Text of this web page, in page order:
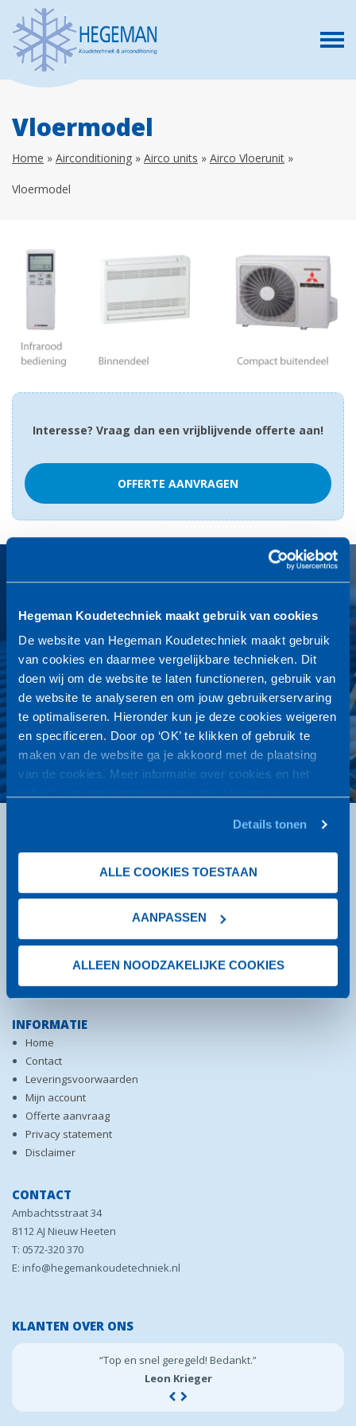
Hegeman Koudetechniek maakt gebruik van cookies
De website van Hegeman Koudetechniek maakt gebruik
van cookies en daarmee vergelijkbare technieken. Dit
doen wij om de website te laten functioneren, gebruik van
de website te analyseren en om jouw gebruikerservaring
te optimaliseren. Hieronder kun je deze cookies weigeren
en specificeren. Door op ‘OK’ te klikken of gebruik te
maken van de website ga je akkoord met de plaatsing
van de cookies. Meer informatie over cookies en het
Details tonen
ALLE COOKIES TOESTAAN
AANPASSEN
ALLEEN NOODZAKELIJKE COOKIES
Vloermodel
Home » Airconditioning » Airco units » Airco Vloerunit »
Vloermodel
Interesse? Vraag dan een vrijblijvende offerte aan!
OFFERTE AANVRAGEN
24 uur service
Wij zijn het hele jaar door 7 dagen per week en 24 uur per dag
bereikbaar voor uw koeltechnische installaties.
Door onze jarenlange praktijkervaring kunnen wij snel en
Vragen? Bel of mail ons: 0572-320 370 |
info@hegemankoudetechniek.nl
NEEM CONTACT OP
Airconditioning
Verhuur
Koeltechniek Deventer
Koeltechniek Rijssen
Koeltechniek Zutphen
INFORMATIE
Home
Contact
Leveringsvoorwaarden
Mijn account
Offerte aanvraag
Privacy statement
Disclaimer
CONTACT
Ambachtsstraat 34
8112 AJ Nieuw Heeten
T: 0572-320 370
E: info@hegemankoudetechniek.nl
KLANTEN OVER ONS
“Top en snel geregeld! Bedankt.”
Leon Krieger